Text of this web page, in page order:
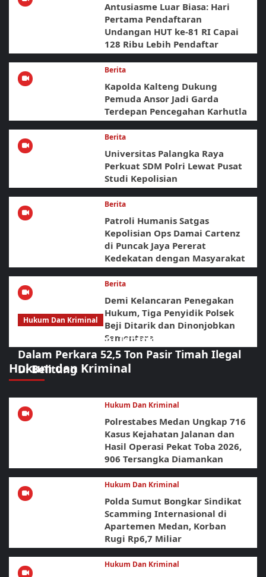
Antusiasme Luar Biasa: Hari
Pertama Pendaftaran
Undangan HUT ke-81 RI Capai
128 Ribu Lebih Pendaftar
Berita
Kapolda Kalteng Dukung
Pemuda Ansor Jadi Garda
Terdepan Pencegahan Karhutla
Berita
Universitas Palangka Raya
Perkuat SDM Polri Lewat Pusat
Studi Kepolisian
Berita
Patroli Humanis Satgas
Kepolisian Ops Damai Cartenz
di Puncak Jaya Pererat
Kedekatan dengan Masyarakat
Berita
Demi Kelancaran Penegakan
Hukum, Tiga Penyidik Polsek
Beji Ditarik dan Dinonjobkan
Sementara
Hukum dan Kriminal
Hukum Dan Kriminal
Polda Babel Resmi Tetapkan 4 Tersangka
Dalam Perkara 52,5 Ton Pasir Timah Ilegal
Di Belitung
Hukum Dan Kriminal
Polrestabes Medan Ungkap 716
Kasus Kejahatan Jalanan dan
Hasil Operasi Pekat Toba 2026,
906 Tersangka Diamankan
Hukum Dan Kriminal
Polda Sumut Bongkar Sindikat
Scamming Internasional di
Apartemen Medan, Korban
Rugi Rp6,7 Miliar
Hukum Dan Kriminal